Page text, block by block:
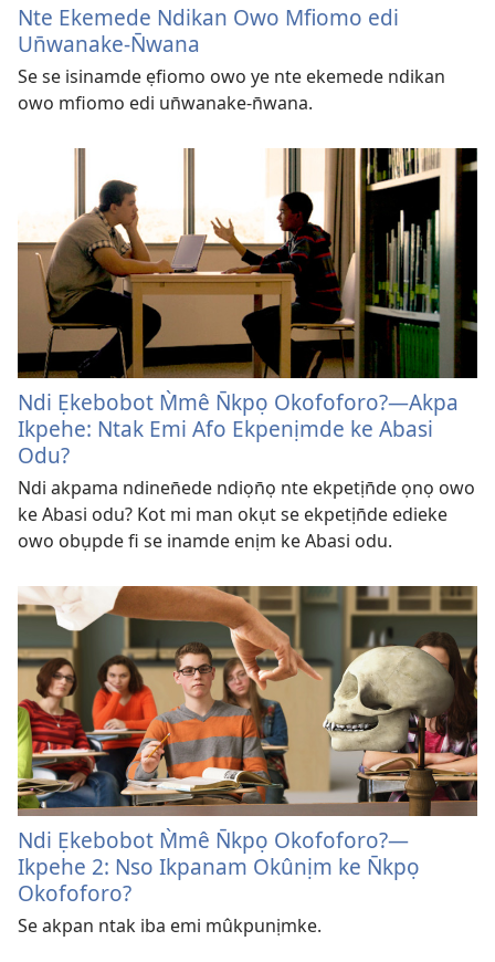
Nte Ekemede Ndikan Owo Mfiomo edi
Un̄wanake-N̄wana
Se se isinamde ẹfiomo owo ye nte ekemede ndikan
owo mfiomo edi un̄wanake-n̄wana.
Ndi Ẹkebobot M̀mê N̄kpọ Okofoforo?​—Akpa
Ikpehe: Ntak Emi Afo Ekpenịmde ke Abasi
Odu?
Ndi akpama ndinen̄ede ndiọn̄ọ nte ekpetịn̄de ọnọ owo
ke Abasi odu? Kot mi man okụt se ekpetịn̄de edieke
owo obụpde fi se inamde enịm ke Abasi odu.
Ndi Ẹkebobot M̀mê N̄kpọ Okofoforo?​—
Ikpehe 2: Nso Ikpanam Okûnịm ke N̄kpọ
Okofoforo?
Se akpan ntak iba emi mûkpunịmke.